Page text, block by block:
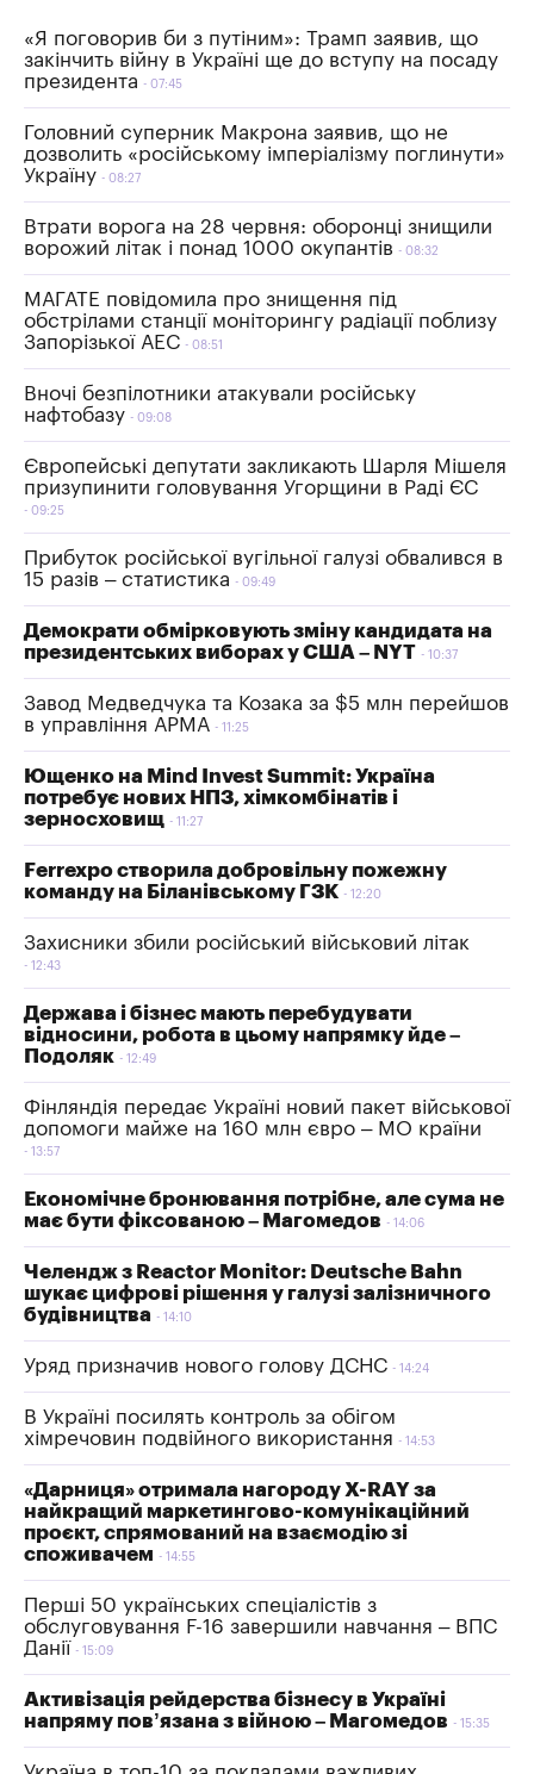
«Я поговорив би з путіним»: Трамп заявив, що
закінчить війну в Україні ще до вступу на посаду
президента
07:45
Головний суперник Макрона заявив, що не
дозволить «російському імперіалізму поглинути»
Україну
08:27
Втрати ворога на 28 червня: оборонці знищили
ворожий літак і понад 1000 окупантів
08:32
МАГАТЕ повідомила про знищення під
обстрілами станції моніторингу радіації поблизу
Запорізької АЕС
08:51
Вночі безпілотники атакували російську
нафтобазу
09:08
Європейські депутати закликають Шарля Мішеля
призупинити головування Угорщини в Раді ЄС
09:25
Прибуток російської вугільної галузі обвалився в
15 разів – статистика
09:49
Демократи обмірковують зміну кандидата на
президентських виборах у США – NYT
10:37
Завод Медведчука та Козака за $5 млн перейшов
в управління АРМА
11:25
Ющенко на Mind Invest Summit: Україна
потребує нових НПЗ, хімкомбінатів і
зерносховищ
11:27
Ferrexpo створила добровільну пожежну
команду на Біланівському ГЗК
12:20
Захисники збили російський військовий літак
12:43
Держава і бізнес мають перебудувати
відносини, робота в цьому напрямку йде –
Подоляк
12:49
Фінляндія передає Україні новий пакет військової
допомоги майже на 160 млн євро – МО країни
13:57
Економічне бронювання потрібне, але сума не
має бути фіксованою – Магомедов
14:06
Челендж з Reactor Monitor: Deutsche Bahn
шукає цифрові рішення у галузі залізничного
будівництва
14:10
Уряд призначив нового голову ДСНС 14:24
В Україні посилять контроль за обігом
хімречовин подвійного використання
14:53
«Дарниця» отримала нагороду X-RAY за
найкращий маркетингово-комунікаційний
проєкт, спрямований на взаємодію зі
споживачем
14:55
Перші 50 українських спеціалістів з
обслуговування F-16 завершили навчання – ВПС
Данії
15:09
Активізація рейдерства бізнесу в Україні
напряму пов’язана з війною – Магомедов
15:35